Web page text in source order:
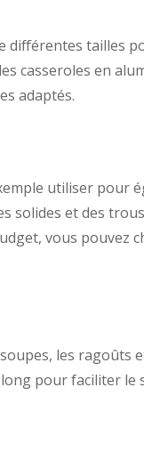
différentes tailles
casseroles en
adaptés.
utiliser pour
solides et des
vous pouvez
les ragoûts
pour faciliter le